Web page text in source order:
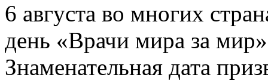
6 августа во многих
день «Врачи мира за
Знаменательная дата